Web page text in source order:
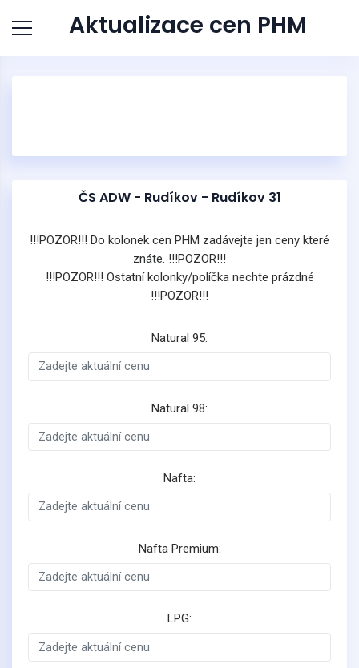
Aktualizace cen PHM
ČS ADW - Rudíkov - Rudíkov 31
!!!POZOR!!! Do kolonek cen PHM zadávejte jen ceny které
znáte. !!!POZOR!!!
!!!POZOR!!! Ostatní kolonky/políčka nechte prázdné
!!!POZOR!!!
Natural 95:
Natural 98:
Nafta:
Nafta Premium:
LPG: